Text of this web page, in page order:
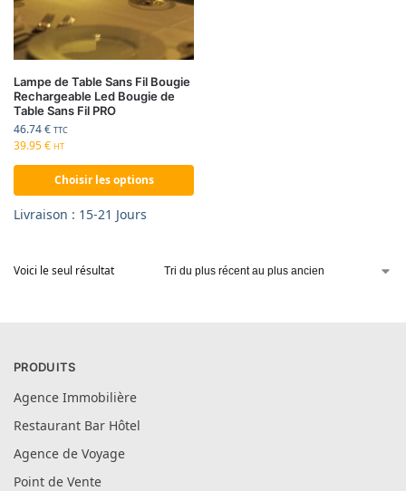
Lampe de Table Sans Fil Bougie
Rechargeable Led Bougie de
Table Sans Fil PRO
46.74€ TTC
39.95€ HT
Choisir les options
Livraison : 15-21 Jours
Voici le seul résultat
PRODUITS
Agence Immobilière
Restaurant Bar Hôtel
Agence de Voyage
Point de Vente